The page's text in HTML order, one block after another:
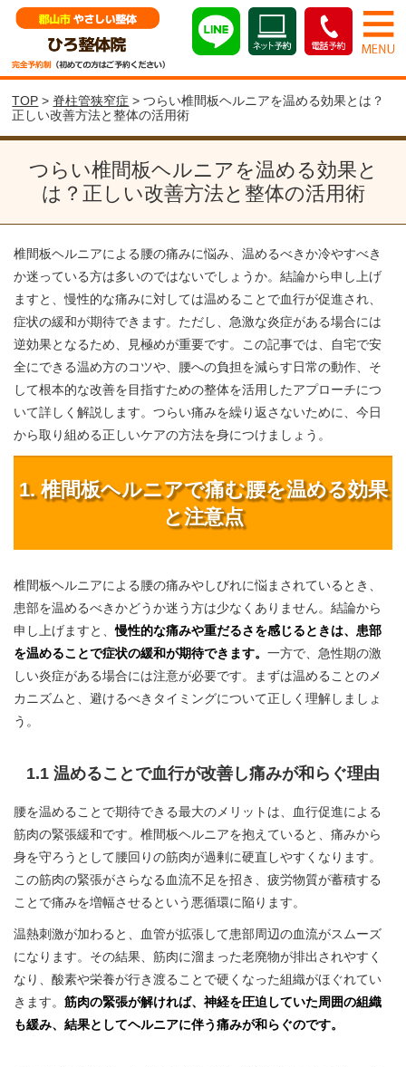
TOP > 脊柱管狭窄症 > つらい椎間板ヘルニアを温める効果とは？
正しい改善方法と整体の活用術
つらい椎間板ヘルニアを温める効果と
は？正しい改善方法と整体の活用術
椎間板ヘルニアによる腰の痛みに悩み、温めるべきか冷やすべき
か迷っている方は多いのではないでしょうか。結論から申し上げ
ますと、慢性的な痛みに対しては温めることで血行が促進され、
症状の緩和が期待できます。ただし、急激な炎症がある場合には
逆効果となるため、見極めが重要です。この記事では、自宅で安
全にできる温め方のコツや、腰への負担を減らす日常の動作、そ
して根本的な改善を目指すための整体を活用したアプローチにつ
いて詳しく解説します。つらい痛みを繰り返さないために、今日
から取り組める正しいケアの方法を身につけましょう。
1. 椎間板ヘルニアで痛む腰を温める効果
と注意点
椎間板ヘルニアによる腰の痛みやしびれに悩まされているとき、
患部を温めるべきかどうか迷う方は少なくありません。結論から
申し上げますと、慢性的な痛みや重だるさを感じるときは、患部
を温めることで症状の緩和が期待できます。 一方で、急性期の激
しい炎症がある場合には注意が必要です。まずは温めることのメ
カニズムと、避けるべきタイミングについて正しく理解しましょ
う。
1.1 温めることで血行が改善し痛みが和らぐ理由
腰を温めることで期待できる最大のメリットは、血行促進による
筋肉の緊張緩和です。椎間板ヘルニアを抱えていると、痛みから
身を守ろうとして腰回りの筋肉が過剰に硬直しやすくなります。
この筋肉の緊張がさらなる血流不足を招き、疲労物質が蓄積する
ことで痛みを増幅させるという悪循環に陥ります。
温熱刺激が加わると、血管が拡張して患部周辺の血流がスムーズ
になります。その結果、筋肉に溜まった老廃物が排出されやすく
なり、酸素や栄養が行き渡ることで硬くなった組織がほぐれてい
きます。 筋肉の緊張が解ければ、神経を圧迫していた周囲の組織
も緩み、結果としてヘルニアに伴う痛みが和らぐのです。